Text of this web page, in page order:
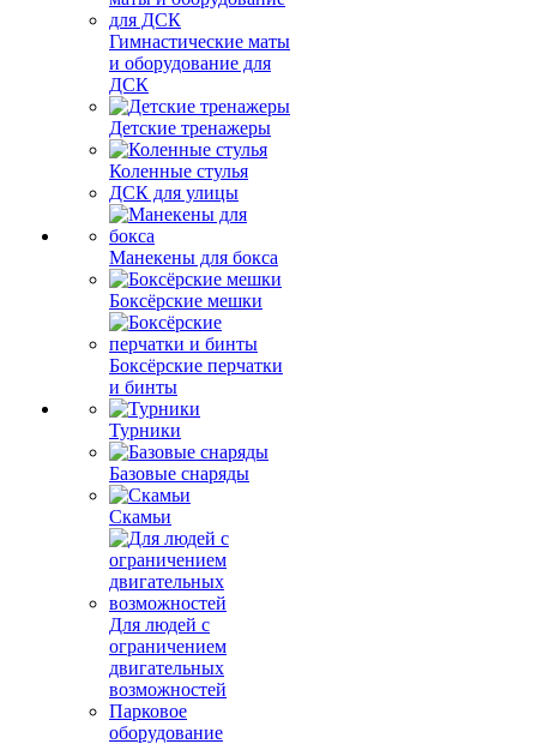
Гимнастические маты
и оборудование для
ДСК
Детские тренажеры
Коленные стулья
ДСК для улицы
Манекены для бокса
Боксёрские мешки
Боксёрские перчатки
и бинты
Турники
Базовые снаряды
Скамьи
Для людей с
ограничением
двигательных
возможностей
Парковое
оборудование